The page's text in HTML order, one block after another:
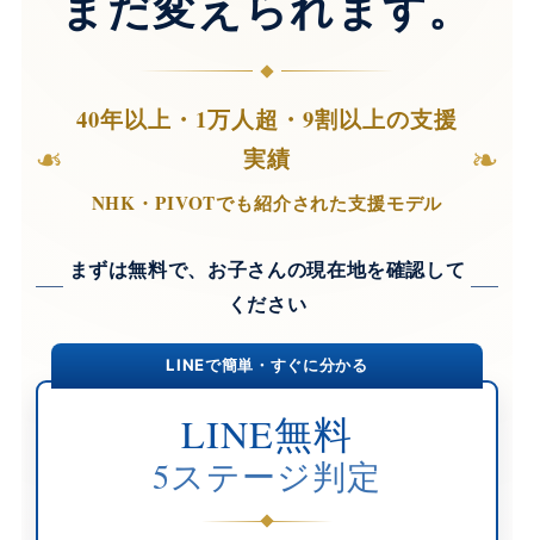
❧
40年以上・1万人超・9割以上の支援
実績
NHK・PIVOTでも紹介された支援モデル
❧
まずは無料で、お子さんの現在地を確認して
ください
LINEで簡単・すぐに分かる
LINE無料
5ステージ判定